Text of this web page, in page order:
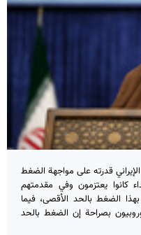
قدرته على مواجهة الضغط
كانوا يعتزمون وفي مقدمتهم
بهذا الضغط بالحد الأقصى، فيما
بصراحة إن الضغط بالحد